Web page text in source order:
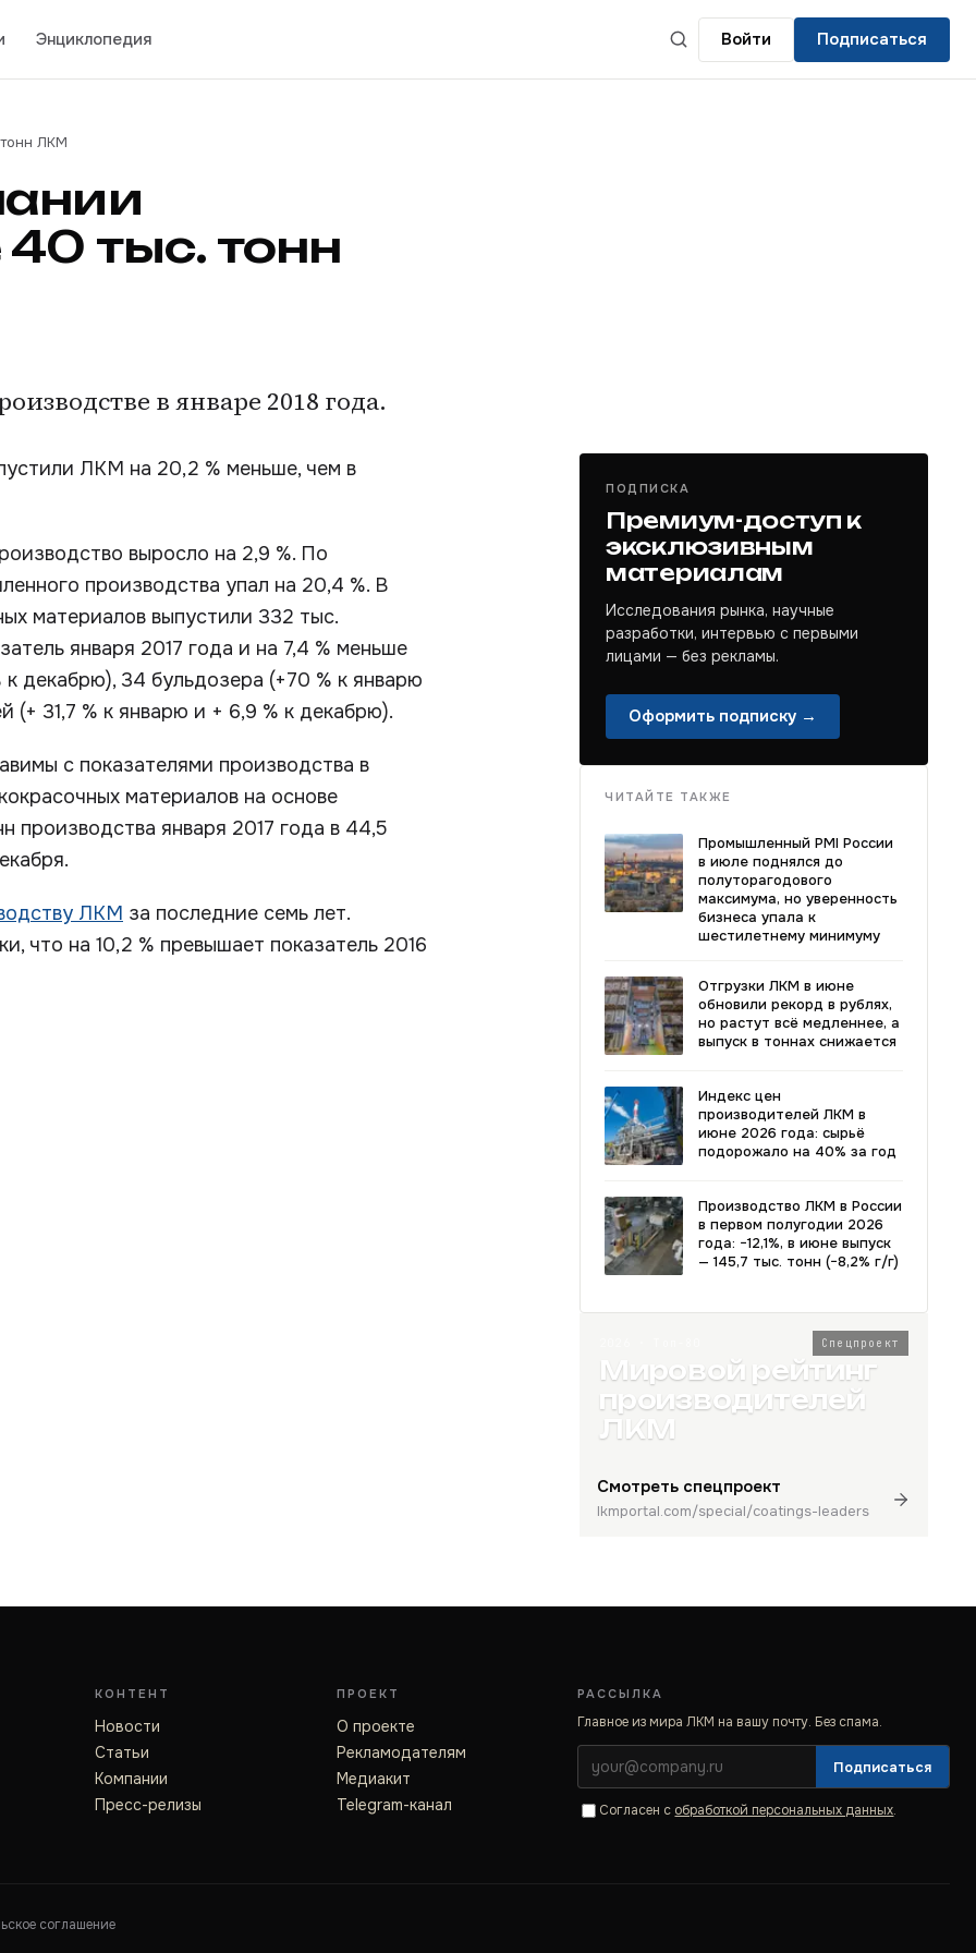
Энциклопедия Войти Подписаться
ЛКМ
тыс. тонн
в январе 2018 года.
ЛКМ на 20,2 % меньше, чем в
выросло на 2,9 %. По
производства упал на 20,4 %. В
материалов выпустили 332 тыс.
января 2017 года и на 7,4 % меньше
декабрю), 34 бульдозера (+70 % к январю
(+ 31,7 % к январю и + 6,9 % к декабрю).
с показателями производства в
материалов на основе
производства января 2017 года в 44,5
ЛКМ за последние семь лет.
что на 10,2 % превышает показатель 2016
ПОДПИСКА
Премиум-доступ к
эксклюзивным
материалам
Исследования рынка, научные
разработки, интервью с первыми
лицами — без рекламы.
Оформить подписку →
ЧИТАЙТЕ ТАКЖЕ
Промышленный PMI России
в июле поднялся до
полуторагодового
максимума, но уверенность
бизнеса упала к
шестилетнему минимуму
Отгрузки ЛКМ в июне
обновили рекорд в рублях,
но растут всё медленнее, а
выпуск в тоннах снижается
Индекс цен
производителей ЛКМ в
июне 2026 года: сырьё
подорожало на 40% за год
Производство ЛКМ в России
в первом полугодии 2026
года: −12,1%, в июне выпуск
— 145,7 тыс. тонн (−8,2% г/г)
Спецпроект
Мировой рейтинг
производителей
ЛКМ
Смотреть спецпроект
lkmportal.com/special/coatings-leaders
КОНТЕНТ
Новости
Статьи
Компании
Пресс-релизы
ПРОЕКТ
О проекте
Рекламодателям
Медиакит
Telegram-канал
РАССЫЛКА
Главное из мира ЛКМ на вашу почту. Без спама.
Подписаться
Согласен с обработкой персональных данных.
соглашение